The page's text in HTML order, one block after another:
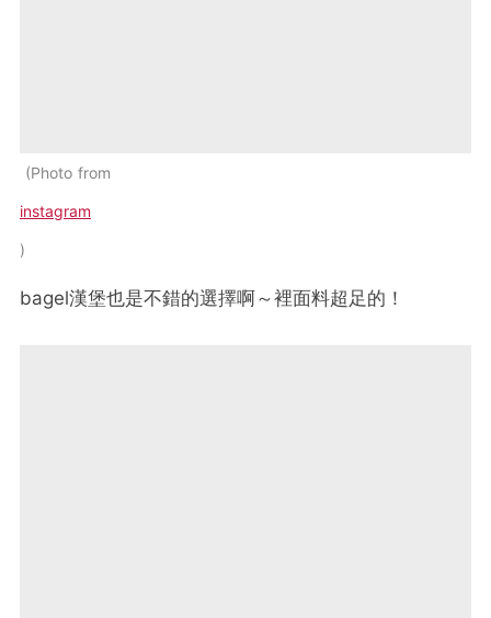
Photo from
instagram
bagel漢堡也是不錯的選擇啊～裡面料超足的！